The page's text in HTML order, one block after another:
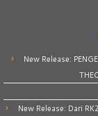
New Release:
New Release: Dari